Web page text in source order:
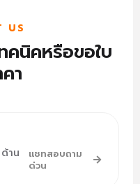
US
คนิคหรือขอใบ
า
าน
แชทสอบถาม
ด่วน